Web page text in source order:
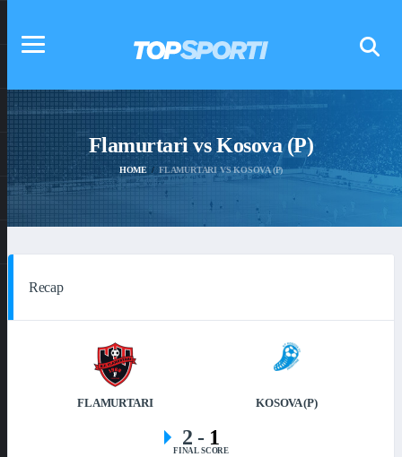
Flamurtari vs Kosova (P)
HOME FLAMURTARI VS KOSOVA (P)
Recap
FLAMURTARI KOSOVA (P)
2- 1
FINAL SCORE